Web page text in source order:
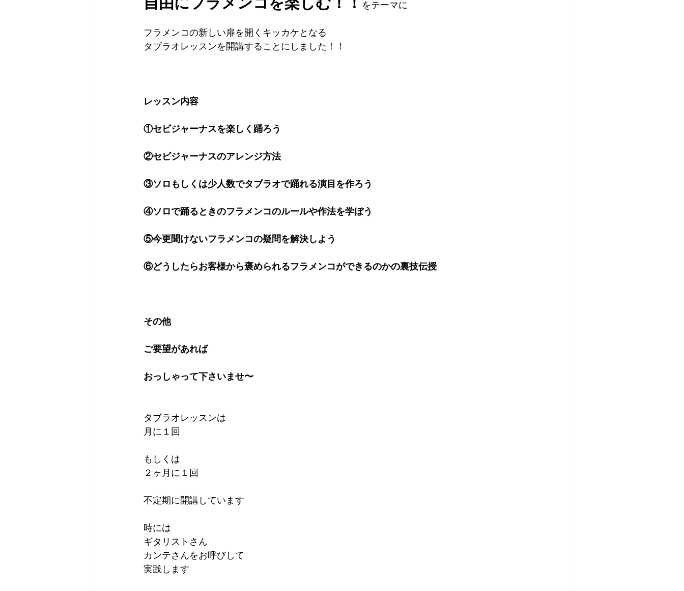
をテーマに
フラメンコの新しい扉を開くキッカケとなる
タブラオレッスンを開講することにしました！！
レッスン内容
①セビジャーナスを楽しく踊ろう
②セビジャーナスのアレンジ方法
③ソロもしくは少人数でタブラオで踊れる演目を作ろう
④ソロで踊るときのフラメンコのルールや作法を学ぼう
⑤今更聞けないフラメンコの疑問を解決しよう
⑥どうしたらお客様から褒められるフラメンコができるのかの裏技伝授
その他
ご要望があれば
おっしゃって下さいませ〜
タブラオレッスンは
月に１回
もしくは
２ヶ月に１回
不定期に開講しています
時には
ギタリストさん
カンテさんをお呼びして
実践します